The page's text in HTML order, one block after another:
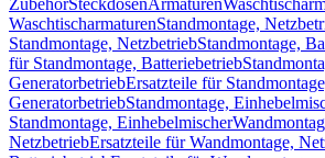
ZubehörSteckdosenArmaturen
WaschtischarmaturenStandmontage,
Standmontage, NetzbetriebStandmontage,
für Standmontage, Batteriebetrieb
GeneratorbetriebErsatzteile für
GeneratorbetriebStandmontage,
Standmontage, Einhebelmischer
NetzbetriebErsatzteile für Wandmontage,